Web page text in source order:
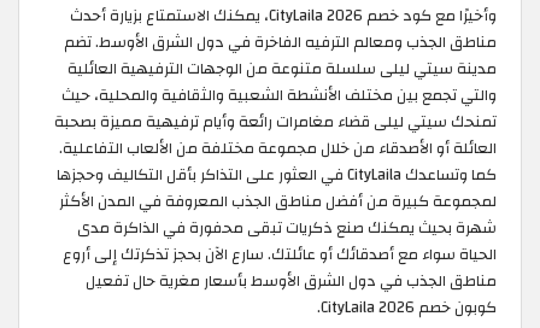
وأخيرًا مع كود خصم CityLaila 2026، يمكنك الاستمتاع بزيارة أحدث
مناطق الجذب ومعالم الترفيه الفاخرة في دول الشرق الأوسط. تضم
مدينة سيتي ليلى سلسلة متنوعة من الوجهات الترفيهية العائلية
والتي تجمع بين مختلف الأنشطة الشعبية والثقافية والمحلية، حيث
تمنحك سيتي ليلى قضاء مغامرات رائعة وأيام ترفيهية مميزة بصحبة
العائلة أو الأصدقاء من خلال مجموعة مختلفة من الألعاب التفاعلية.
كما وتساعدك CityLaila في العثور على التذاكر بأقل التكاليف وحجزها
لمجموعة كبيرة من أفضل مناطق الجذب المعروفة في المدن الأكثر
شهرة بحيث يمكنك صنع ذكريات تبقى محفورة في الذاكرة مدى
الحياة سواء مع أصدقائك أو عائلتك. سارع الآن بحجز تذكرتك إلى أروع
مناطق الجذب في دول الشرق الأوسط بأسعار مغرية حال تفعيل
كوبون خصم CityLaila 2026.